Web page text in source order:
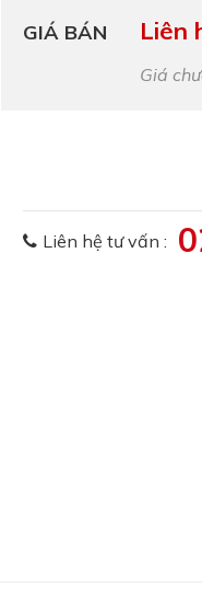
GIÁ BÁN Liên
Giá
Liên hệ tư vấn :